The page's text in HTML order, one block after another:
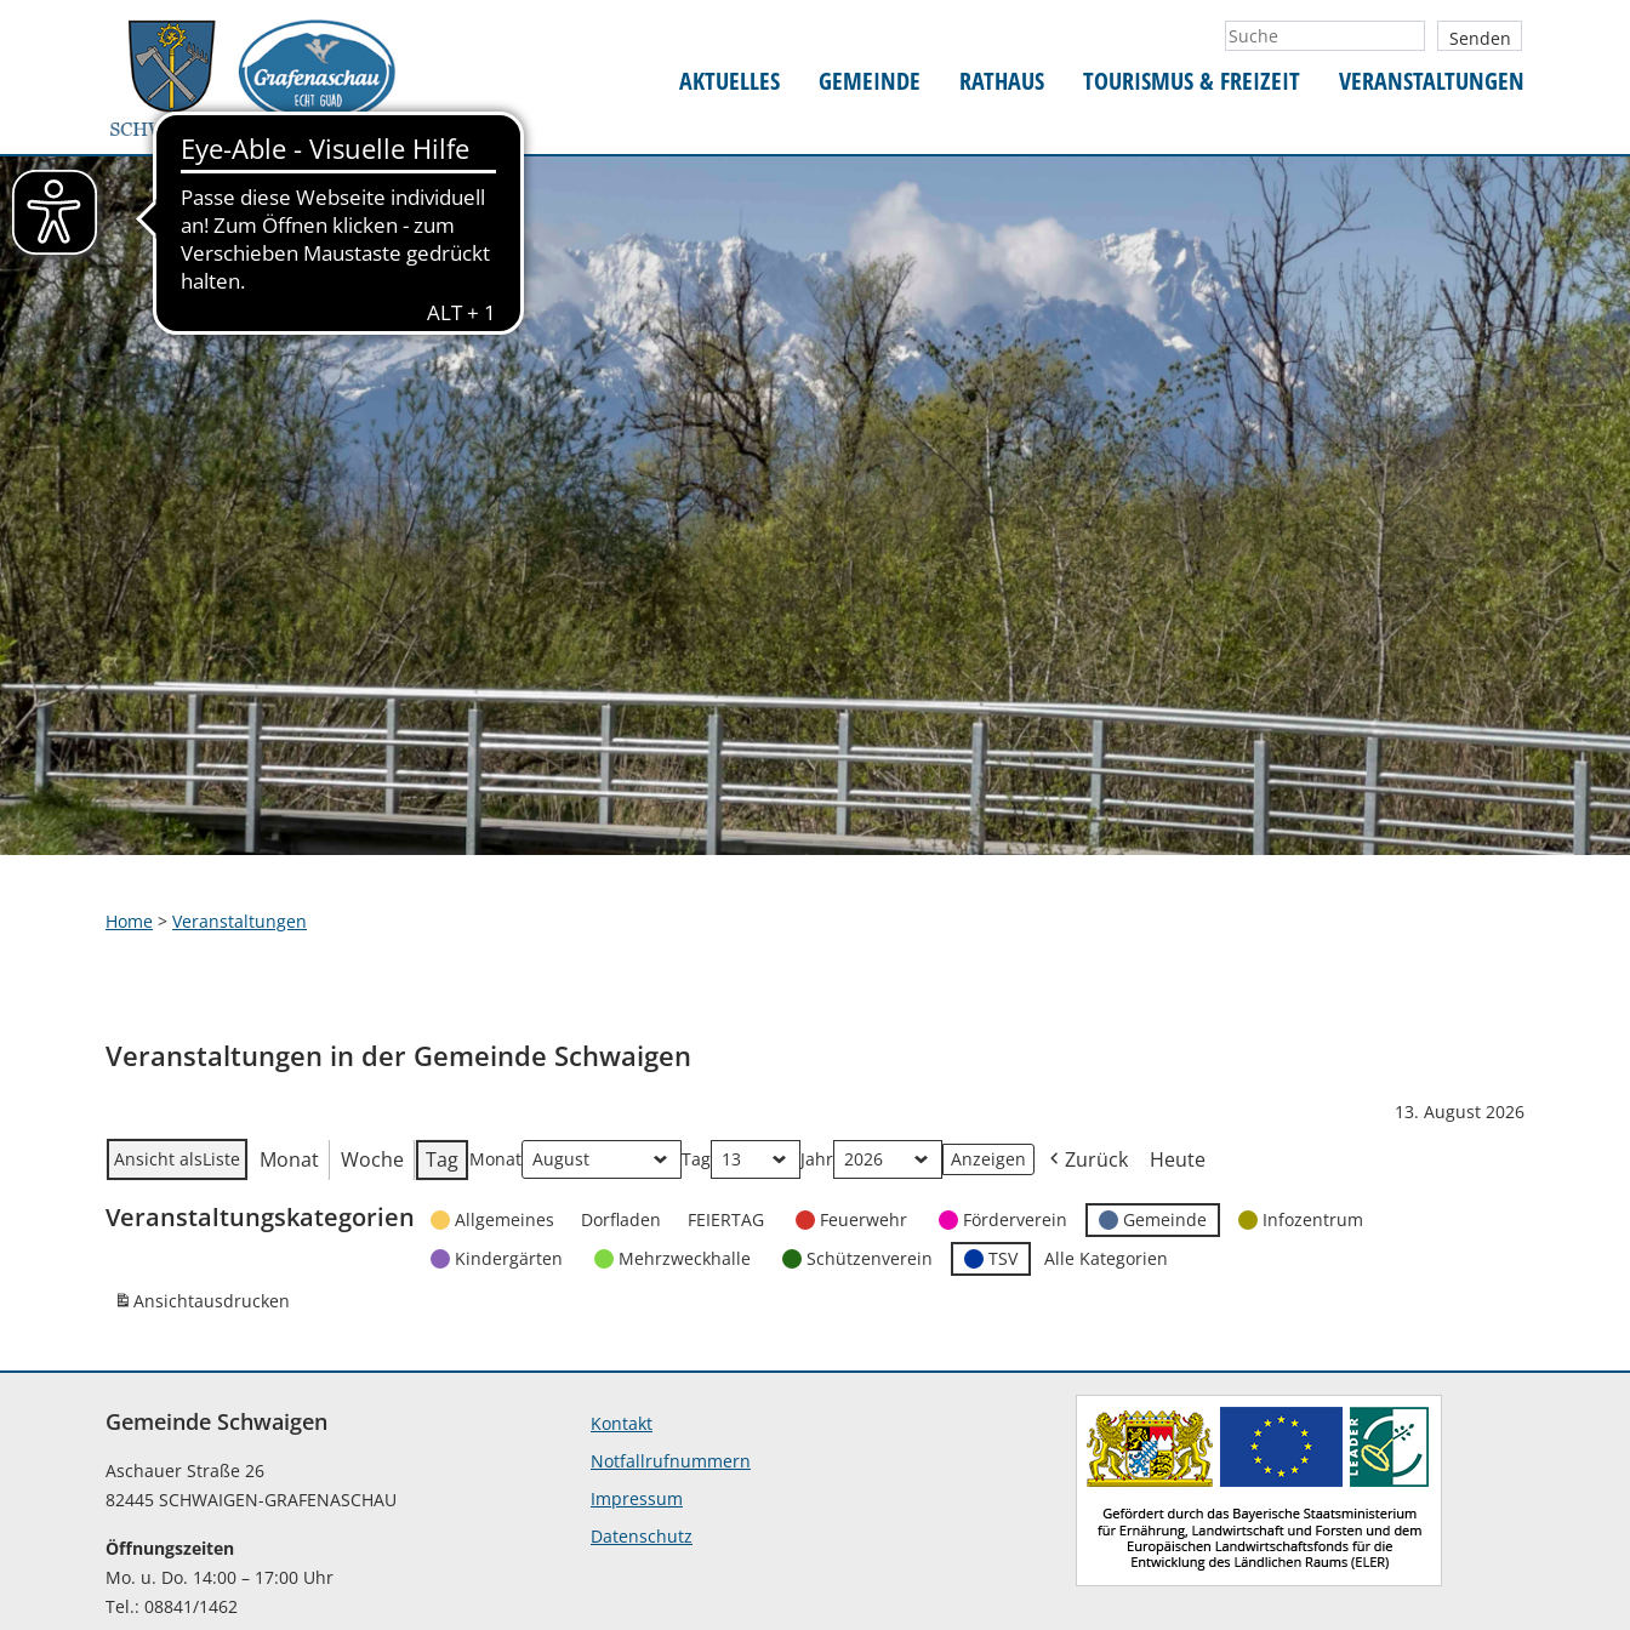
AKTUELLES GEMEINDE RATHAUS TOURISMUS & FREIZEIT VERANSTALTUNGEN
Home > Veranstaltungen
Veranstaltungen in der Gemeinde Schwaigen
13. August 2026
Ansicht alsListe Monat Woche Tag Monat Tag Jahr Zurück Heute
Veranstaltungskategorien Allgemeines Dorfladen FEIERTAG Feuerwehr Förderverein Gemeinde
Infozentrum
Kindergärten
Mehrzweckhalle Schützenverein TSV
Alle Kategorien
Ansichtausdrucken
Gemeinde Schwaigen
Aschauer Straße 26
82445 SCHWAIGEN-GRAFENASCHAU
Öffnungszeiten
Mo. u. Do. 14:00 – 17:00 Uhr
Tel.: 08841/1462
Kontakt
Notfallrufnummern
Impressum
Datenschutz